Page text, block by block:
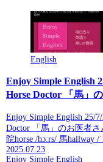
English
Enjoy Simple English
Horse Doctor 「馬」
Enjoy Simple English 25/
Doctor 「馬」のお医者さ
院horse /hɔːrs/ 馬hallway /
2025.07.23
Enjoy Simple English